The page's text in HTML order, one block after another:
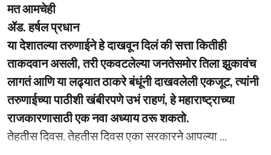
मत आमचेही
ॲड. हर्षल प्रधान
या देशातल्या तरुणाईने हे दाखवून दिलं की सत्ता कितीही
ताकदवान असली, तरी एकवटलेल्या जनतेसमोर तिला झुकावंच
लागतं आणि या लढ्यात ठाकरे बंधूंनी दाखवलेली एकजूट, त्यांनी
तरुणाईच्या पाठीशी खंबीरपणे उभं राहणं, हे महाराष्ट्राच्या
राजकारणासाठी एक नवा अध्याय ठरू शकतो.
­­तेहतीस दिवस. तेहतीस दिवस एका सरकारने आपल्या ...